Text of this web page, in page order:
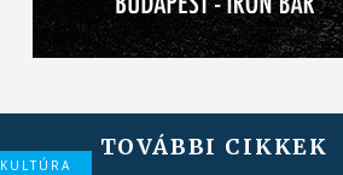
TOVÁBBI CIKKEK
KULTÚRA